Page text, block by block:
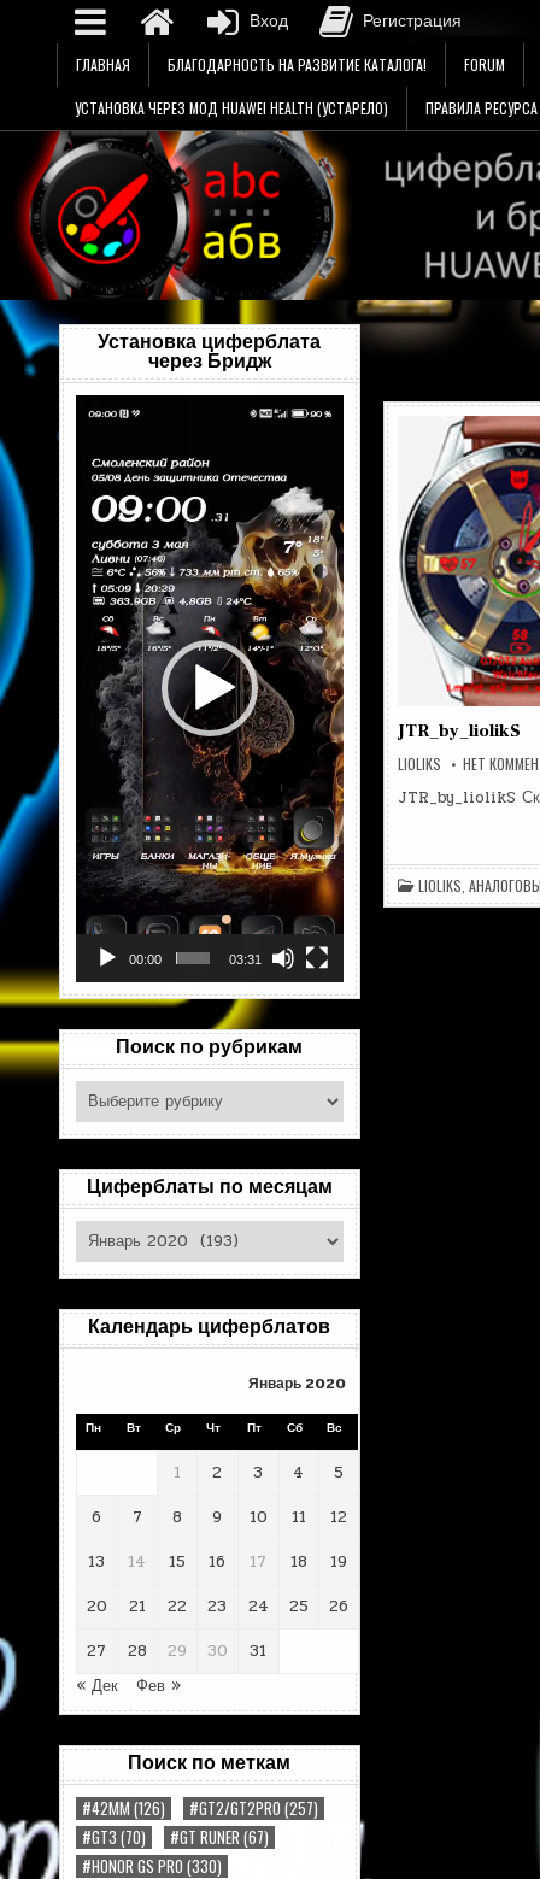
содержимому
ГЛАВНАЯ БЛАГОДАРНОСТЬ НА РАЗВИТИЕ КАТАЛОГА! FORUM
УСТАНОВКА ЧЕРЕЗ МОД HUAWEI HEALTH (УСТАРЕЛО) ПРАВИЛА РЕСУРСА
Установка циферблата
через Бридж
Видеоплеер
00:00 03:31
Поиск по рубрикам
Поиск
рубрикам
Циферблаты по месяцам
Циферблаты
месяцам
Календарь циферблатов
Январь 2020
Пн Вт Ср Чт Пт Сб Вс
1 2 3 4
5
6
7 8 9 10 11
12
13
14 15 16 17 18
19
20
21 22 23 24 25
26
27
28 29 30
31
« Дек
Фев »
Поиск по меткам
#42MM (126) #GT2/GT2PRO (257)
#GT3 (70) #GT RUNER (67)
#HONOR GS PRO (330)
JTR_by_liolikS
LIOLIKS НЕТ
JTR_by_liolikS
LIOLIKS
Вход Регистрация